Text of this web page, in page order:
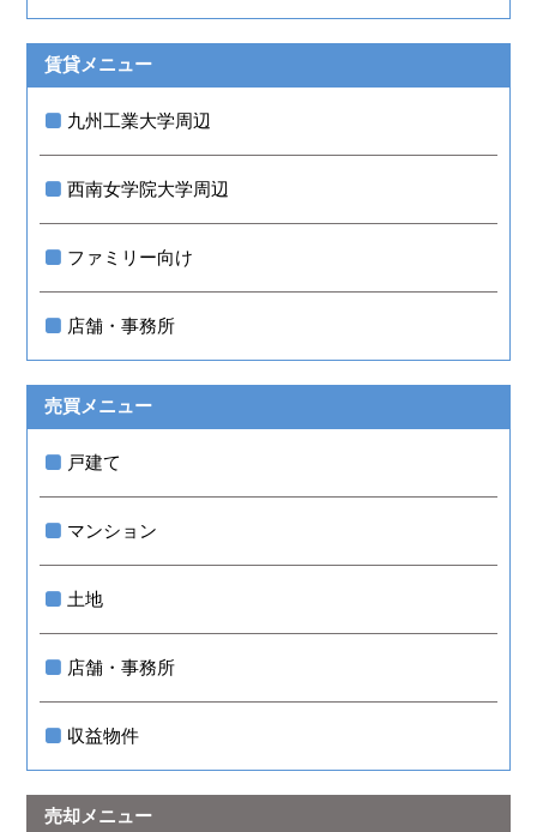
賃貸メニュー
九州工業大学周辺
西南女学院大学周辺
ファミリー向け
店舗・事務所
売買メニュー
戸建て
マンション
土地
店舗・事務所
収益物件
売却メニュー